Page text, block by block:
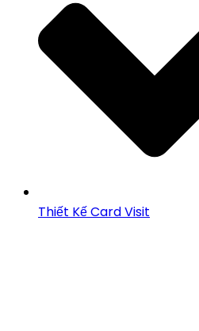
Thiết Kế Card Visit